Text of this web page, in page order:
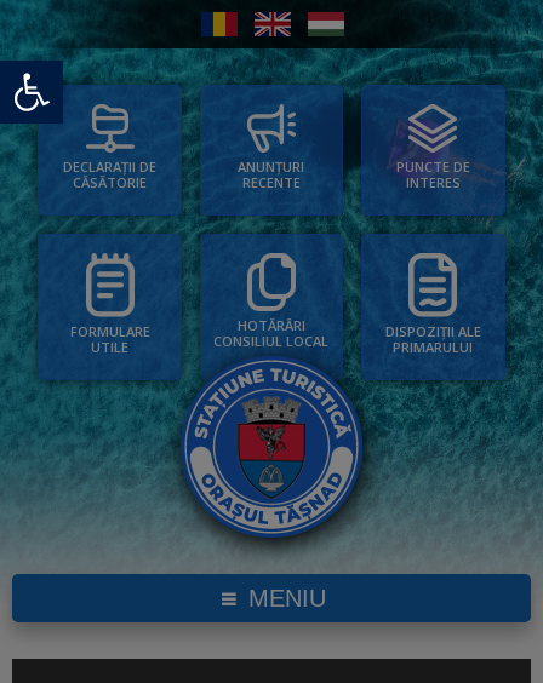
Deschide bara de unelte
DECLARAȚII DE
CĂSĂTORIE
ANUNȚURI
RECENTE
PUNCTE DE
INTERES
FORMULARE
UTILE
HOTĂRÂRI
CONSILIUL LOCAL
DISPOZIȚII ALE
PRIMARULUI
MENIU